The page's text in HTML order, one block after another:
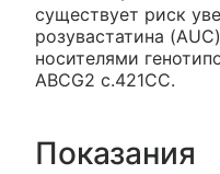
существует риск
розувастатина
носителями
ABCG2 c.421CC.
Показания